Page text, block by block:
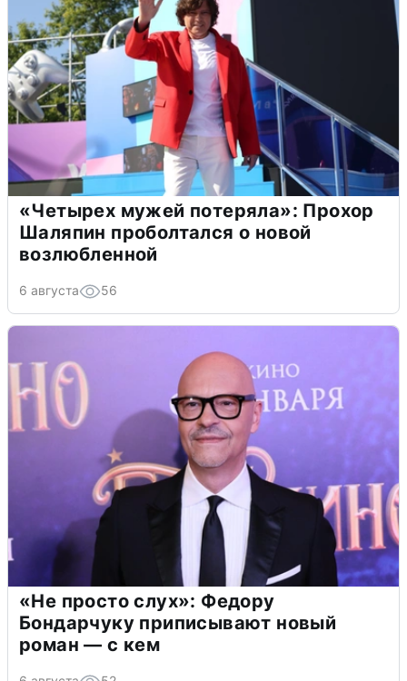
«Четырех мужей потеряла»: Прохор
Шаляпин проболтался о новой
возлюбленной
6 августа 56
«Не просто слух»: Федору
Бондарчуку приписывают новый
роман — с кем